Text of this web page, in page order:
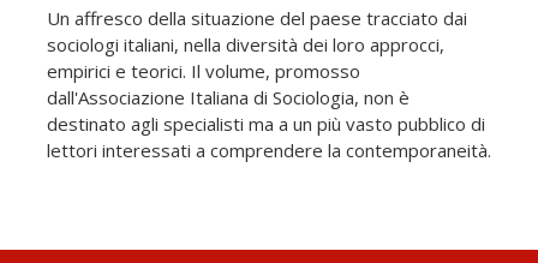
Un affresco della situazione del paese tracciato dai
sociologi italiani, nella diversità dei loro approcci,
empirici e teorici. Il volume, promosso
dall'Associazione Italiana di Sociologia, non è
destinato agli specialisti ma a un più vasto pubblico di
lettori interessati a comprendere la contemporaneità.